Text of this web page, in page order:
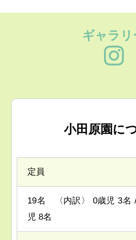
ギャラリ
小田原園に
定員
19名 〈内訳〉 0歳児 3名
児 8名